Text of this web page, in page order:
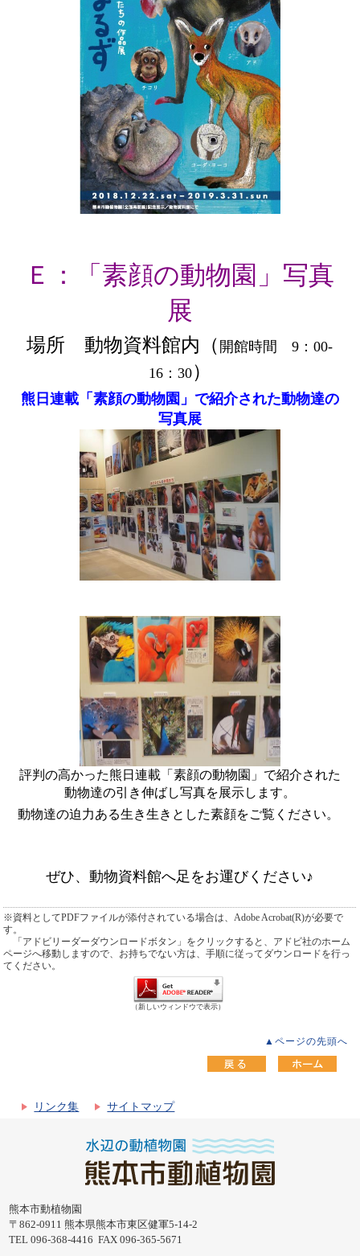
Ｅ：「素顔の動物園」写真
展
場所 動物資料館内（ 開館時間 9：00-
16：30）
熊日連載「素顔の動物園」で紹介された動物達の
写真展
評判の高かった熊日連載「素顔の動物園」で紹介された
動物達の引き伸ばし写真を展示します。
動物達の迫力ある生き生きとした素顔をご覧ください。
ぜひ、動物資料館へ足をお運びください♪
※資料としてPDFファイルが添付されている場合は、Adobe Acrobat(R)が必要で
す。
「アドビリーダーダウンロードボタン」をクリックすると、アドビ社のホーム
ページへ移動しますので、お持ちでない方は、手順に従ってダウンロードを行っ
てください。
（新しいウィンドウで表示）
▲ページの先頭へ
リンク集 サイトマップ
熊本市動植物園
〒862-0911 熊本県熊本市東区健軍5-14-2
TEL 096-368-4416 FAX 096-365-5671